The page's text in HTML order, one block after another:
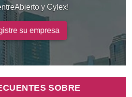
y Cylex!
su empresa
SOBRE